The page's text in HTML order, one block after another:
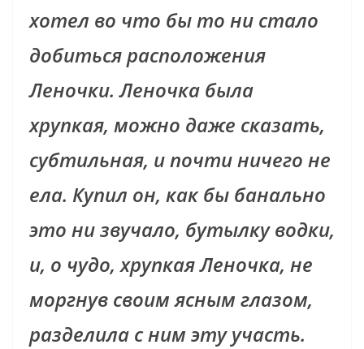
хотел во что бы то ни стало
добиться расположения
Леночки. Леночка была
хрупкая, можно даже сказать,
субтильная, и почти ничего не
ела. Купил он, как бы банально
это ни звучало, бутылку водки,
и, о чудо, хрупкая Леночка, не
моргнув своим ясным глазом,
разделила с ним эту участь.